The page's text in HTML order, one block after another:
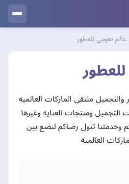
عالم نعومى للعطور
ملتقى الماركات العالميه
ومنتجات العنايه وغيرها
وخدمتنا تنول رضاكم لنضع بين
العالميه